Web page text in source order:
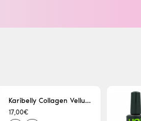
Karibelly Collagen Velluto Nero Leaving 250ml
17,00€